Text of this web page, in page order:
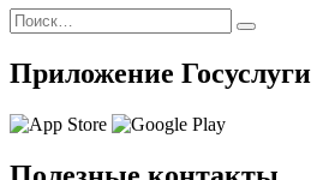
Поиск
Найти
Приложение Госуслуги